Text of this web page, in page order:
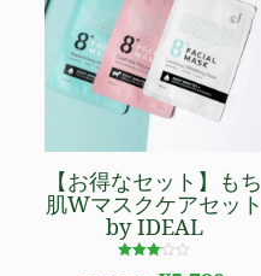
【お得なセット】もち
肌Wマスクケアセット
by IDEAL